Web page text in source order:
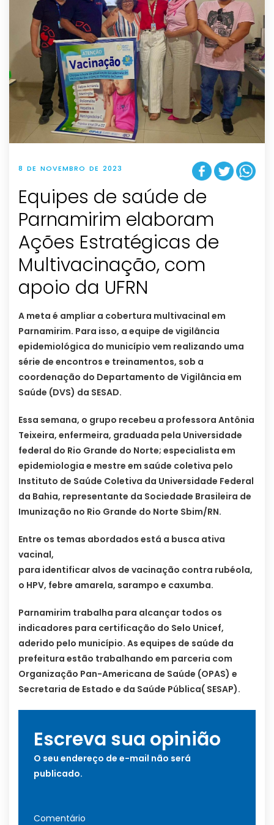
8 DE NOVEMBRO DE 2023
Equipes de saúde de
Parnamirim elaboram
Ações Estratégicas de
Multivacinação, com
apoio da UFRN
A meta é ampliar a cobertura multivacinal em
Parnamirim. Para isso, a equipe de vigilância
epidemiológica do município vem realizando uma
série de encontros e treinamentos, sob a
coordenação do Departamento de Vigilância em
Saúde (DVS) da SESAD.
Essa semana, o grupo recebeu a professora Antônia
Teixeira, enfermeira, graduada pela Universidade
federal do Rio Grande do Norte; especialista em
epidemiologia e mestre em saúde coletiva pelo
Instituto de Saúde Coletiva da Universidade Federal
da Bahia, representante da Sociedade Brasileira de
Imunização no Rio Grande do Norte Sbim/RN.
Entre os temas abordados está a busca ativa
vacinal,
para identificar alvos de vacinação contra rubéola,
o HPV, febre amarela, sarampo e caxumba.
Parnamirim trabalha para alcançar todos os
indicadores para certificação do Selo Unicef,
aderido pelo município. As equipes de saúde da
prefeitura estão trabalhando em parceria com
Organização Pan-Americana de Saúde (OPAS) e
Secretaria de Estado e da Saúde Pública( SESAP).
Escreva sua opinião
O seu endereço de e-mail não será
publicado.
Comentário